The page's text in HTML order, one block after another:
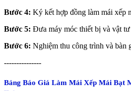
Bước 4: Ký kết hợp đồng làm mái xếp
Bước 5: Đưa máy móc thiết bị và vật
Bước 6: Nghiệm thu công trình và bàn
---------------
Bảng Báo Giá Làm Mái Xếp Mái Bạt